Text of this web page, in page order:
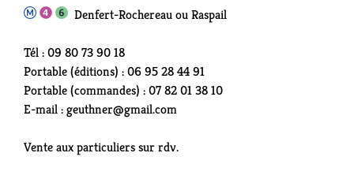
Denfert-Rochereau ou Raspail
Tél : 09 80 73 90 18
Portable (éditions) : 06 95 28 44 91
Portable (commandes) : 07 82 01 38 10
E-mail : geuthner@gmail.com
Vente aux particuliers sur rdv.